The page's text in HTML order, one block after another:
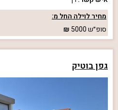
מחיר לוילה החל מ:
סופ״ש5000
גפן בוטיק